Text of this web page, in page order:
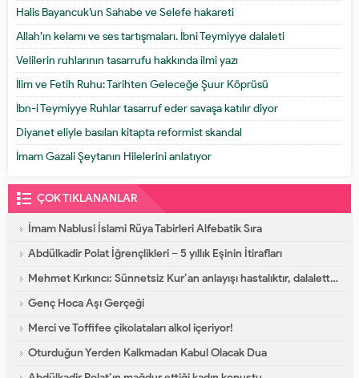
Halis Bayancuk’un Sahabe ve Selefe hakareti
Allah’ın kelamı ve ses tartışmaları. İbni Teymiyye dalaleti
Velilerin ruhlarının tasarrufu hakkında ilmi yazı
İlim ve Fetih Ruhu: Tarihten Geleceğe Şuur Köprüsü
İbn-i Teymiyye Ruhlar tasarruf eder savaşa katılır diyor
Diyanet eliyle basılan kitapta reformist skandal
İmam Gazali Şeytanın Hilelerini anlatıyor
ÇOK TIKLANANLAR
İmam Nablusi İslami Rüya Tabirleri Alfebatik Sıra
Abdülkadir Polat İğrençlikleri – 5 yıllık Eşinin İtirafları
Mehmet Kırkıncı: Sünnetsiz Kur’an anlayışı hastalıktır, dalalettir!
Genç Hoca Aşı Gerçeği
Merci ve Toffifee çikolataları alkol içeriyor!
Oturduğun Yerden Kalkmadan Kabul Olacak Dua